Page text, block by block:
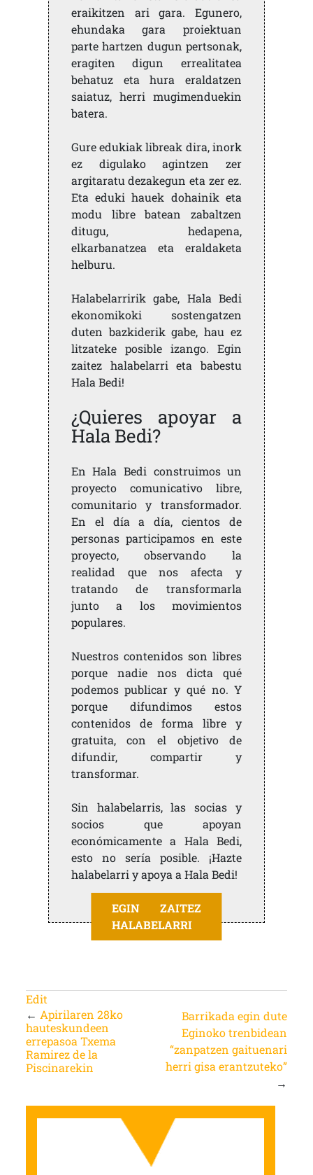
eraikitzen ari gara. Egunero,
ehundaka gara proiektuan
parte hartzen dugun pertsonak,
eragiten digun errealitatea
behatuz eta hura eraldatzen
saiatuz, herri mugimenduekin
batera.
Gure edukiak libreak dira, inork
ez digulako agintzen zer
argitaratu dezakegun eta zer ez.
Eta eduki hauek dohainik eta
modu libre batean zabaltzen
ditugu, hedapena,
elkarbanatzea eta eraldaketa
helburu.
Halabelarririk gabe, Hala Bedi
ekonomikoki sostengatzen
duten bazkiderik gabe, hau ez
litzateke posible izango. Egin
zaitez halabelarri eta babestu
Hala Bedi!
¿Quieres apoyar a
Hala Bedi?
En Hala Bedi construimos un
proyecto comunicativo libre,
comunitario y transformador.
En el día a día, cientos de
personas participamos en este
proyecto, observando la
realidad que nos afecta y
tratando de transformarla
junto a los movimientos
populares.
Nuestros contenidos son libres
porque nadie nos dicta qué
podemos publicar y qué no. Y
porque difundimos estos
contenidos de forma libre y
gratuita, con el objetivo de
difundir, compartir y
transformar.
Sin halabelarris, las socias y
socios que apoyan
económicamente a Hala Bedi,
esto no sería posible. ¡Hazte
halabelarri y apoya a Hala Bedi!
EGIN ZAITEZ
HALABELARRI
Edit
← Apirilaren 28ko
hauteskundeen
errepasoa Txema
Ramirez de la
Piscinarekin
Barrikada egin dute
Eginoko trenbidean
“zanpatzen gaituenari
herri gisa erantzuteko”
→